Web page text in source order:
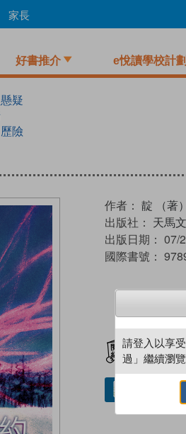
家長
好書推介 e悅讀學校計劃
疑
險
作者： 靛 （著）
出版社： 天馬
出版日期： 07/
國際書號：
借閱實
請登入以享
過」繼續瀏覽